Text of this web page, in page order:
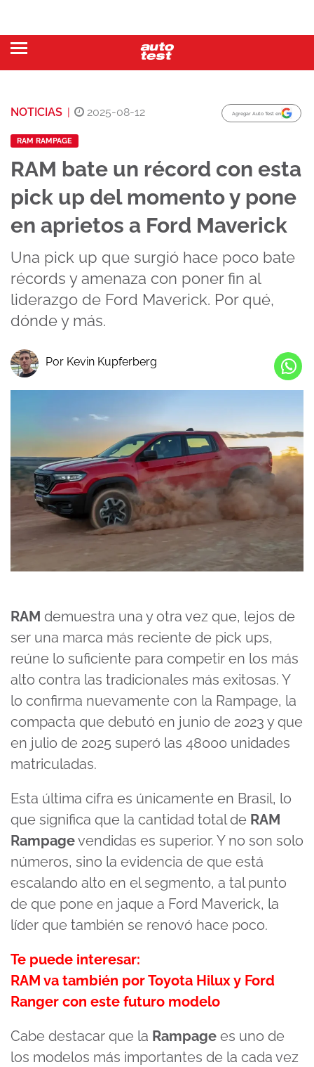
NOTICIAS | 2025-08-12 Agregar Auto Test en
RAM RAMPAGE
RAM bate un récord con esta
pick up del momento y pone
en aprietos a Ford Maverick
Una pick up que surgió hace poco bate
récords y amenaza con poner fin al
liderazgo de Ford Maverick. Por qué,
dónde y más.
Por Kevin Kupferberg
RAM demuestra una y otra vez que, lejos de
ser una marca más reciente de pick ups,
reúne lo suficiente para competir en los más
alto contra las tradicionales más exitosas. Y
lo confirma nuevamente con la Rampage, la
compacta que debutó en junio de 2023 y que
en julio de 2025 superó las 48000 unidades
matriculadas.
Esta última cifra es únicamente en Brasil, lo
que significa que la cantidad total de RAM
Rampagevendidas es superior. Y no son solo
números, sino la evidencia de que está
escalando alto en el segmento, a tal punto
de que pone en jaque a Ford Maverick, la
líder que también se renovó hace poco.
Te puede interesar:
RAM va también por Toyota Hilux y Ford
Ranger con este futuro modelo
Cabe destacar que la Rampage es uno de
los modelos más importantes de la cada vez